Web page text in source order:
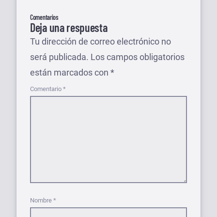
Comentarios
Deja una respuesta
Tu dirección de correo electrónico no
será publicada. Los campos obligatorios
están marcados con *
Comentario *
Nombre *